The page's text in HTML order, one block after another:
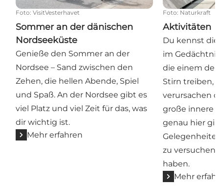
Foto: VisitVesterhavet
Sommer an der dänischen
Nordseeküste
Genieße den Sommer an der
Nordsee – Sand zwischen den
Zehen, die hellen Abende, Spiel
und Spaß. An der Nordsee gibt es
viel Platz und viel Zeit für das, was
dir wichtig ist.
Mehr erfahren
Foto: Naturkraft
Aktivitäten
Du kennst
im
die einem
Stirn treiben,
verursachen
große innere
genau hier
zu
haben.
Mehr